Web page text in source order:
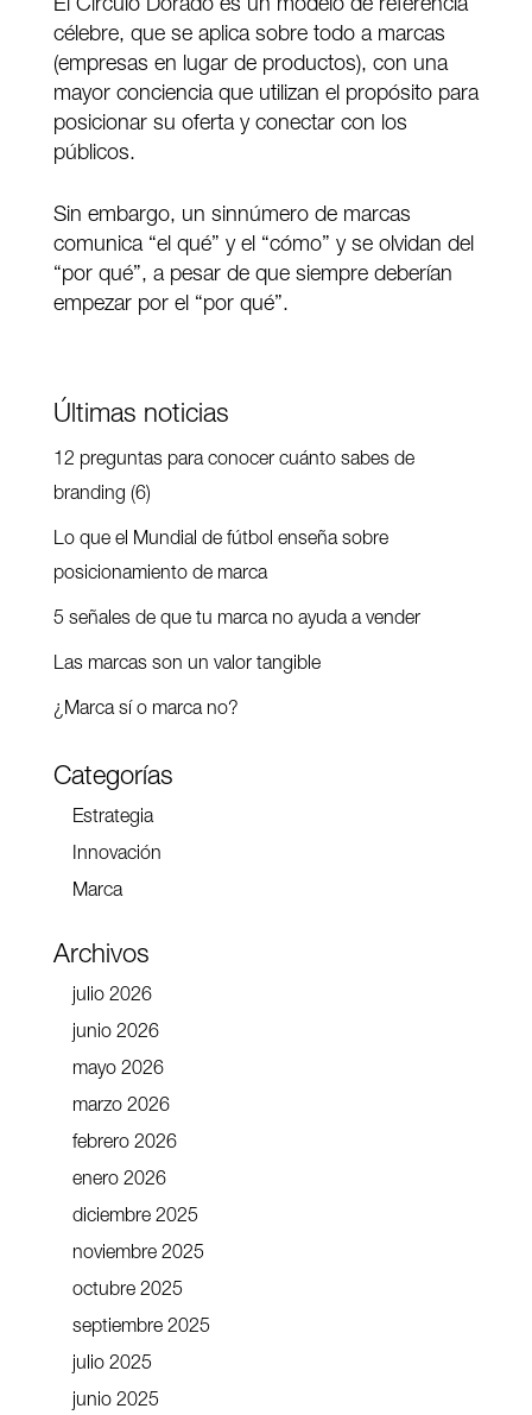
El Circulo Dorado es un modelo de referencia
célebre, que se aplica sobre todo a marcas
(empresas en lugar de productos), con una
mayor conciencia que utilizan el propósito para
posicionar su oferta y conectar con los
públicos.
Sin embargo, un sinnúmero de marcas
comunica “el qué” y el “cómo” y se olvidan del
“por qué”, a pesar de que siempre deberían
empezar por el “por qué”.
Últimas noticias
12 preguntas para conocer cuánto sabes de
branding (6)
Lo que el Mundial de fútbol enseña sobre
posicionamiento de marca
5 señales de que tu marca no ayuda a vender
Las marcas son un valor tangible
¿Marca sí o marca no?
Categorías
Estrategia
Innovación
Marca
Archivos
julio 2026
junio 2026
mayo 2026
marzo 2026
febrero 2026
enero 2026
diciembre 2025
noviembre 2025
octubre 2025
septiembre 2025
julio 2025
junio 2025